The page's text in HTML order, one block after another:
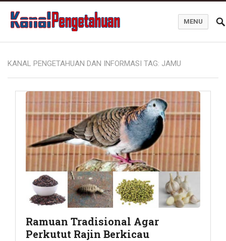
MENU
KANAL PENGETAHUAN DAN INFORMASI TAG: JAMU
Ramuan Tradisional Agar
Perkutut Rajin Berkicau